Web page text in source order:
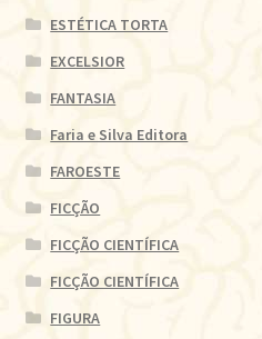
ESTÉTICA TORTA
EXCELSIOR
FANTASIA
Faria e Silva Editora
FAROESTE
FICÇÃO
FICÇÃO CIENTÍFICA
FICÇÃO CIENTÍFICA
FIGURA